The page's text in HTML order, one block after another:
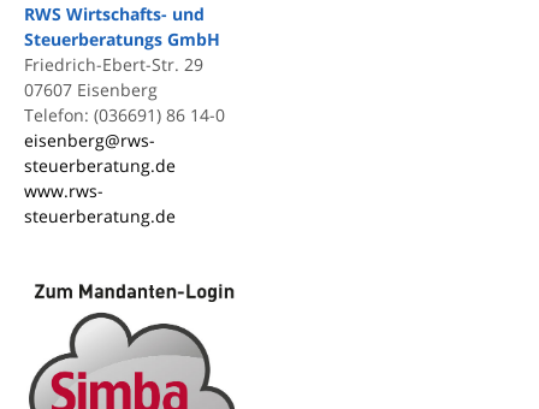
RWS Wirtschafts- und
Steuerberatungs GmbH
Friedrich-Ebert-Str. 29
07607 Eisenberg
Telefon: (036691) 86 14-0
eisenberg@rws-
steuerberatung.de
www.rws-
steuerberatung.de